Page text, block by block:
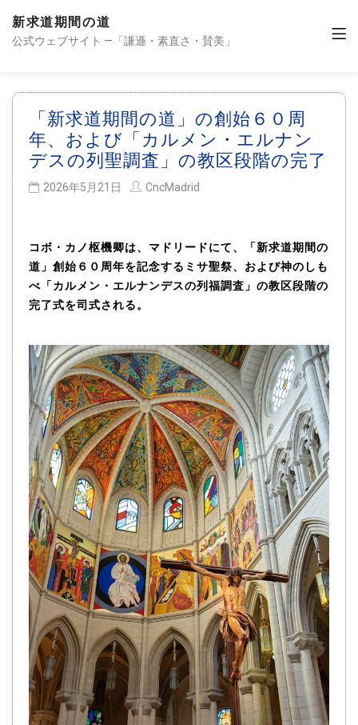
新求道期間の道
公式ウェブサイト —「謙遜・素直さ・賛美」
「新求道期間の道」の創始６０周
年、および「カルメン・エルナン
デスの列聖調査」の教区段階の完了
2026年5月21日 CncMadrid
コボ・カノ枢機卿は、マドリードにて、「新求道期間の
道」創始６０周年を記念するミサ聖祭、および神のしも
べ「カルメン・エルナンデスの列福調査」の教区段階の
完了式を司式される。